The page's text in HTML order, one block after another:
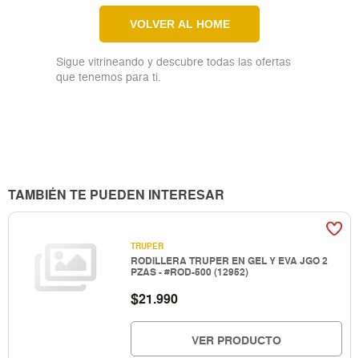
VOLVER AL HOME
Sigue vitrineando y descubre todas las ofertas
que tenemos para ti.
TAMBIÉN TE PUEDEN INTERESAR
TRUPER
RODILLERA TRUPER EN GEL Y EVA JGO 2
PZAS - #ROD-500 (12952)
$21.990
VER PRODUCTO